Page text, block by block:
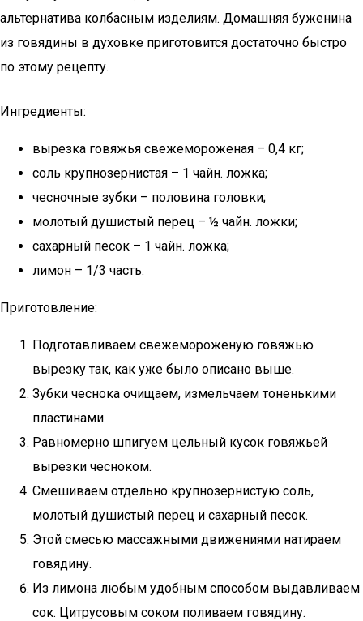
альтернатива колбасным изделиям. Домашняя буженина
из говядины в духовке приготовится достаточно быстро
по этому рецепту.
Ингредиенты:
вырезка говяжья свежемороженая – 0,4 кг;
соль крупнозернистая – 1 чайн. ложка;
чесночные зубки – половина головки;
молотый душистый перец – ½ чайн. ложки;
сахарный песок – 1 чайн. ложка;
лимон – 1/3 часть.
Приготовление:
Подготавливаем свежемороженую говяжью
вырезку так, как уже было описано выше.
Зубки чеснока очищаем, измельчаем тоненькими
пластинами.
Равномерно шпигуем цельный кусок говяжьей
вырезки чесноком.
Смешиваем отдельно крупнозернистую соль,
молотый душистый перец и сахарный песок.
Этой смесью массажными движениями натираем
говядину.
Из лимона любым удобным способом выдавливаем
сок. Цитрусовым соком поливаем говядину.